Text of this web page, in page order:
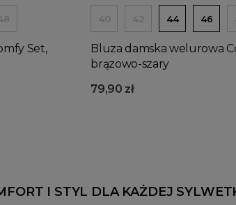
Set,
40 42 44 46
Bluza damska welurowa
brązowo-szary
79,90 zł
I STYL DLA KAŻDEJ